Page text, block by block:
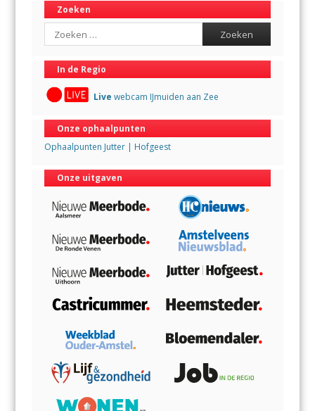
Zoeken
Search
In de Regio
Live webcam IJmuiden aan Zee
Onze ophaalpunten
Ophaalpunten Jutter | Hofgeest
Onze uitgaven